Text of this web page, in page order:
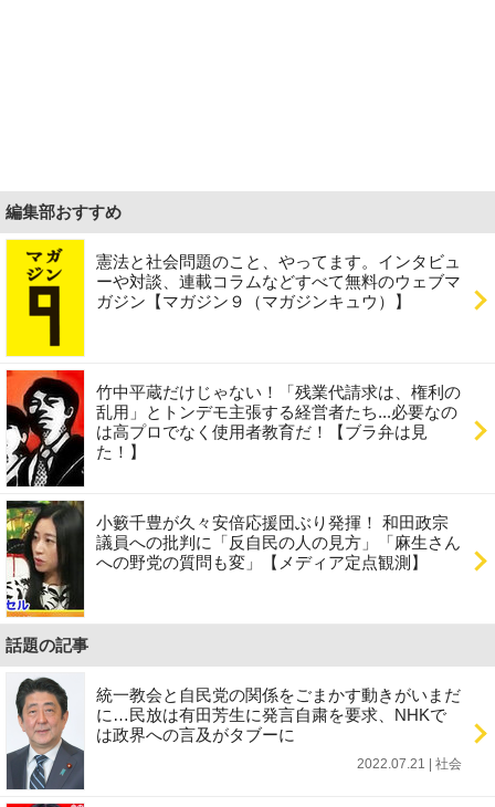
編集部おすすめ
憲法と社会問題のこと、やってます。インタビュ
ーや対談、連載コラムなどすべて無料のウェブマ
ガジン【マガジン９（マガジンキュウ）】
竹中平蔵だけじゃない！「残業代請求は、権利の
乱用」とトンデモ主張する経営者たち...必要なの
は高プロでなく使用者教育だ！【ブラ弁は見
た！】
小籔千豊が久々安倍応援団ぶり発揮！ 和田政宗
議員への批判に「反自民の人の見方」「麻生さん
への野党の質問も変」【メディア定点観測】
話題の記事
統一教会と自民党の関係をごまかす動きがいまだ
に…民放は有田芳生に発言自粛を要求、NHKで
は政界への言及がタブーに
2022.07.21 | 社会